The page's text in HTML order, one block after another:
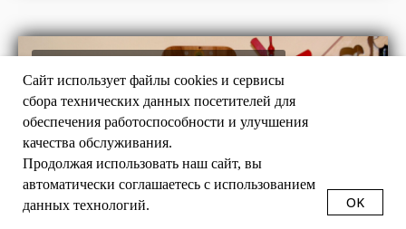
ПРОГРАММЫ ПОВЫШЕНИЯ КВАЛИФИКАЦИИ
Cайт использует файлы cookies и сервисы
сбора технических данных посетителей для
обеспечения работоспособности и улучшения
качества обслуживания.
Продолжая использовать наш сайт, вы
автоматически соглашаетесь с использованием
данных технологий.
OK